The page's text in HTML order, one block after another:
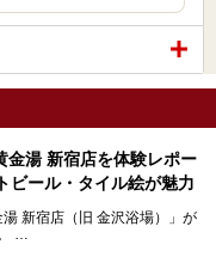
金湯 新宿店を体験レポー
ビール・タイル絵が魅力
新宿店（旧 金沢浴場）」が